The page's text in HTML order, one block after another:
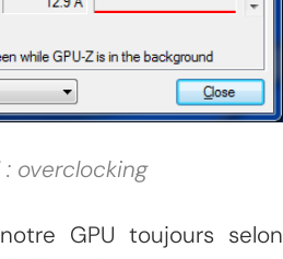
: overclocking
GPU toujours selon